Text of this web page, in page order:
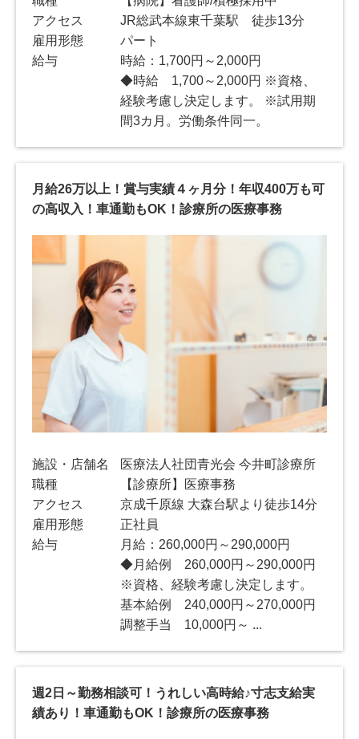
アクセス
JR総武本線東千葉駅 徒歩13分
雇用形態
パート
給与
時給：1,700円～2,000円
◆時給 1,700～2,000円 ※資格、
経験考慮し決定します。 ※試用期
間3カ月。労働条件同一。
月給26万以上！賞与実績４ヶ月分！年収400万も可
の高収入！車通勤もOK！診療所の医療事務
施設・店舗名
医療法人社団青光会 今井町診療所
職種
【診療所】医療事務
アクセス
京成千原線 大森台駅より徒歩14分
雇用形態
正社員
給与
月給：260,000円～290,000円
◆月給例 260,000円～290,000円
※資格、経験考慮し決定します。
基本給例 240,000円～270,000円
調整手当 10,000円～ ...
週2日～勤務相談可！うれしい高時給♪寸志支給実
績あり！車通勤もOK！診療所の医療事務